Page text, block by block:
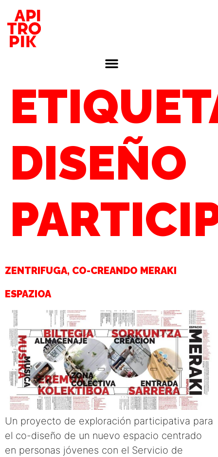
DISEÑO
ZENTRIFUGA, CO-CREANDO MERAKI
ESPAZIOA
Un proyecto de exploración participativa para
el co-diseño de un nuevo espacio centrado
en personas jóvenes con el Servicio de